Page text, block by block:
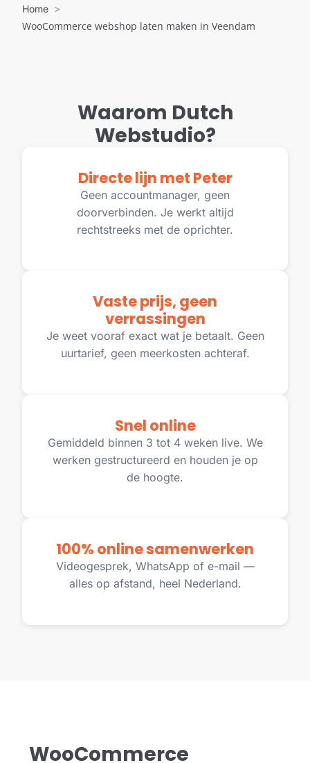
Home
WooCommerce webshop laten maken in Veendam
Waarom Dutch
Webstudio?
Directe lijn met Peter
Geen accountmanager, geen
doorverbinden. Je werkt altijd
rechtstreeks met de oprichter.
Vaste prijs, geen
verrassingen
Je weet vooraf exact wat je betaalt. Geen
uurtarief, geen meerkosten achteraf.
Snel online
Gemiddeld binnen 3 tot 4 weken live. We
werken gestructureerd en houden je op
de hoogte.
100% online samenwerken
Videogesprek, WhatsApp of e-mail —
alles op afstand, heel Nederland.
WooCommerce